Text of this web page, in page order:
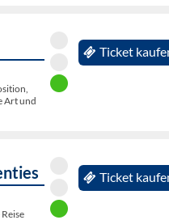
Art und
Ticket
Ticket